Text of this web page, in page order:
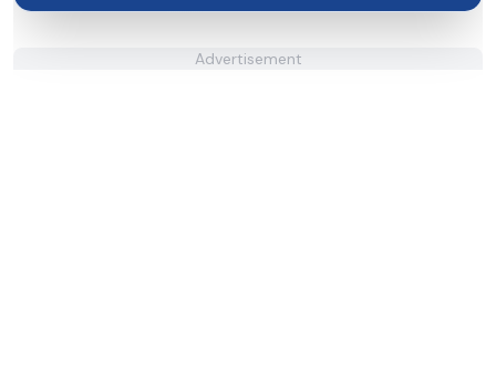
Advertisement